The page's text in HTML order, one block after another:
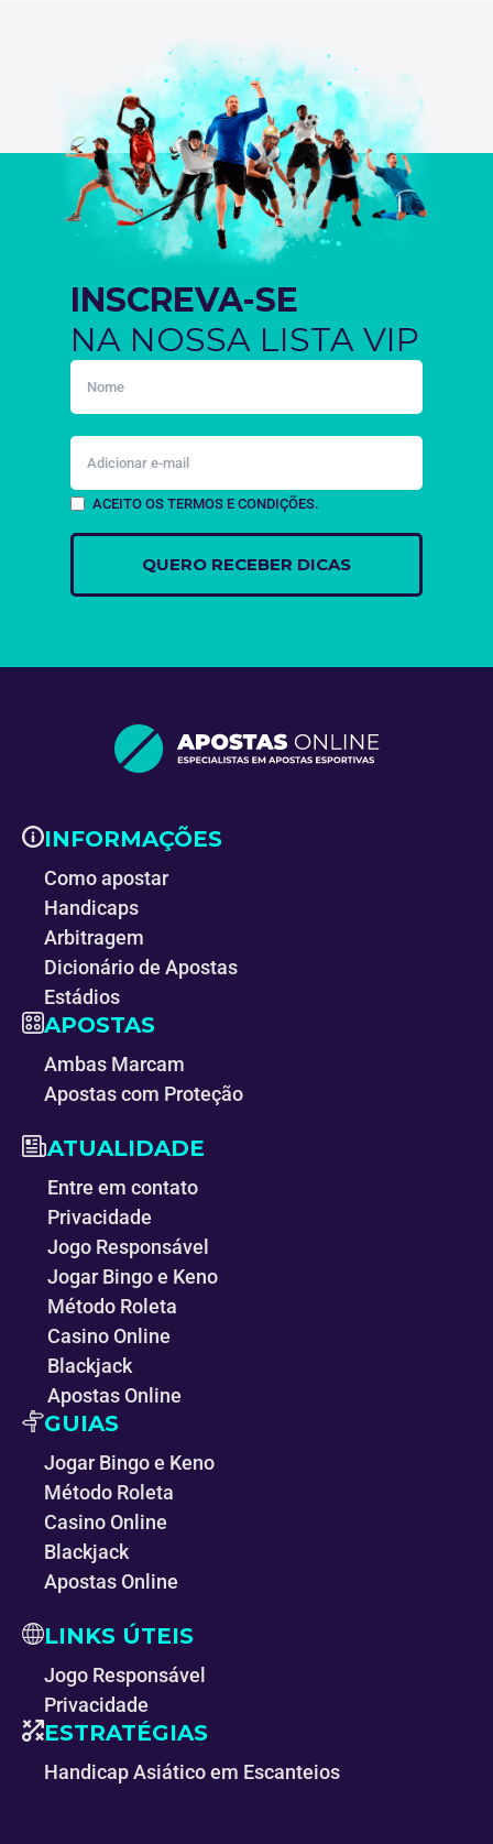
INSCREVA-SE
NA NOSSA LISTA VIP
ACEITO OS TERMOS E CONDIÇÕES.
INFORMAÇÕES
Como apostar
Handicaps
Arbitragem
Dicionário de Apostas
Estádios
APOSTAS
Ambas Marcam
Apostas com Proteção
ATUALIDADE
Entre em contato
Privacidade
Jogo Responsável
Jogar Bingo e Keno
Método Roleta
Casino Online
Blackjack
Apostas Online
GUIAS
Jogar Bingo e Keno
Método Roleta
Casino Online
Blackjack
Apostas Online
LINKS ÚTEIS
Jogo Responsável
Privacidade
ESTRATÉGIAS
Handicap Asiático em Escanteios